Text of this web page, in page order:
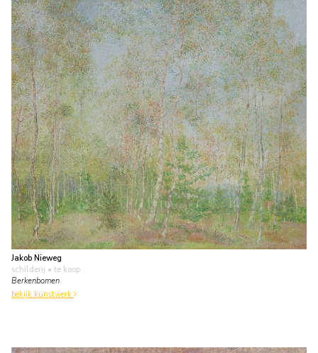
Jakob Nieweg
schilderij • te koop
Berkenbomen
bekijk kunstwerk